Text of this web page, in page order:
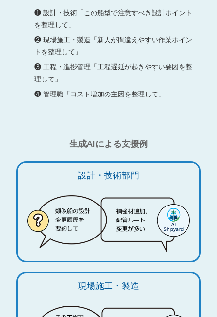
❶ 設計・技術「この船型で注意すべき設計ポイント
を整理して」
❷ 現場施工・製造「新人が間違えやすい作業ポイン
トを整理して」
❸ 工程・進捗管理「工程遅延が起きやすい要因を整
理して」
❹ 管理職「コスト増加の主因を整理して」
生成AIによる支援例
設計・技術部門
現場施工・製造